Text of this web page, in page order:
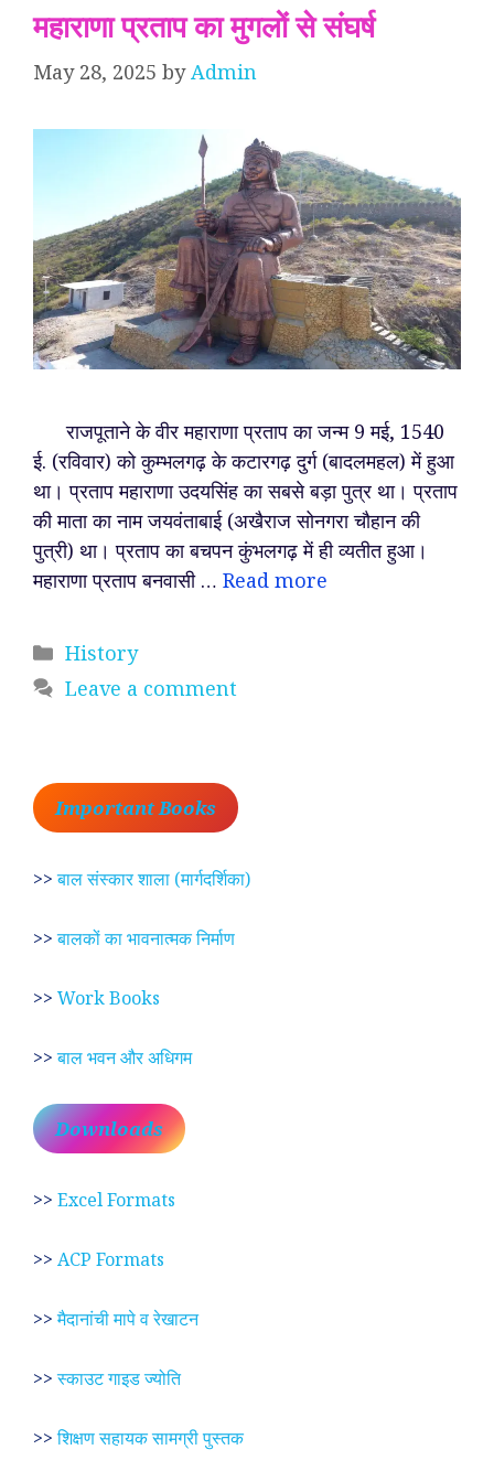
महाराणा प्रताप का मुगलों से संघर्ष
May 28, 2025 byAdmin
राजपूताने के वीर महाराणा प्रताप का जन्म 9 मई, 1540
ई. (रविवार) को कुम्भलगढ़ के कटारगढ़ दुर्ग (बादलमहल) में हुआ
था। प्रताप महाराणा उदयसिंह का सबसे बड़ा पुत्र था। प्रताप
की माता का नाम जयवंताबाई (अखैराज सोनगरा चौहान की
पुत्री) था। प्रताप का बचपन कुंभलगढ़ में ही व्यतीत हुआ।
महाराणा प्रताप बनवासी … Read more
Categories
History
Leave a comment
Important Books
>>बाल संस्कार शाला (मार्गदर्शिका)
>>बालकों का भावनात्मक निर्माण
>> Work Books
>>बाल भवन और अधिगम
Downloads
>> Excel Formats
>> ACP Formats
>>मैदानांची मापे व रेखाटन
>>स्काउट गाइड ज्योति
>>शिक्षण सहायक सामग्री पुस्तक